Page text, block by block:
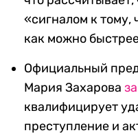
«сигналом к тому,
как можно
Официальный
Мария Захарова
квалифицирует
преступление и